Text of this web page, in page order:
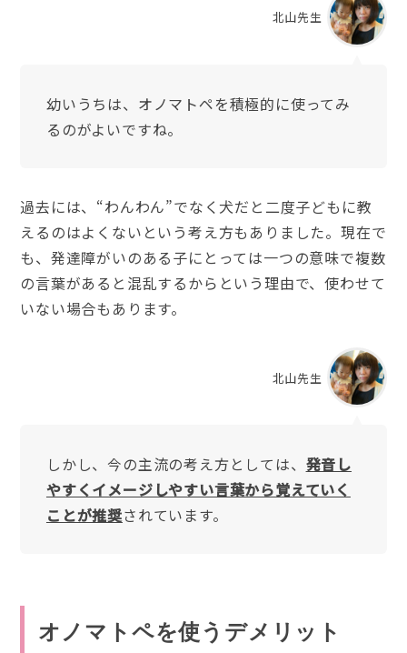
北山先生
幼いうちは、オノマトペを積極的に使ってみ
るのがよいですね。
過去には、“わんわん”でなく犬だと二度子どもに教
えるのはよくないという考え方もありました。現在で
も、発達障がいのある子にとっては一つの意味で複数
の言葉があると混乱するからという理由で、使わせて
いない場合もあります。
北山先生
しかし、今の主流の考え方としては、 発音し
やすくイメージしやすい言葉から覚えていく
ことが推奨されています。
オノマトペを使うデメリット